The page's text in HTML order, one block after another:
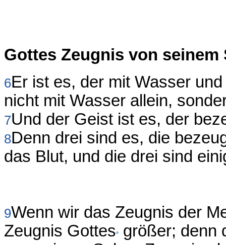
Gottes Zeugnis von seinem
6Er ist es, der mit Wasser
nicht mit Wasser allein,
7Und der Geist ist es, der
8Denn drei sind es, die
das Blut, und die drei sind
9Wenn wir das Zeugnis der
Zeugnis Gottes größer; denn